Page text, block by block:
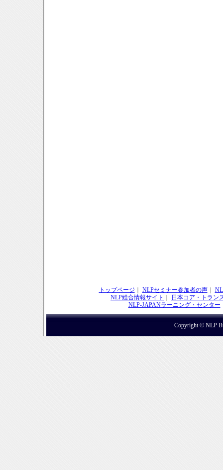
トップページ NLPセミナー参加者の声｜
NLP総合情報サイト
日本コア・トラン
NLP-JAPANラーニング・センター
Copyright © NLP